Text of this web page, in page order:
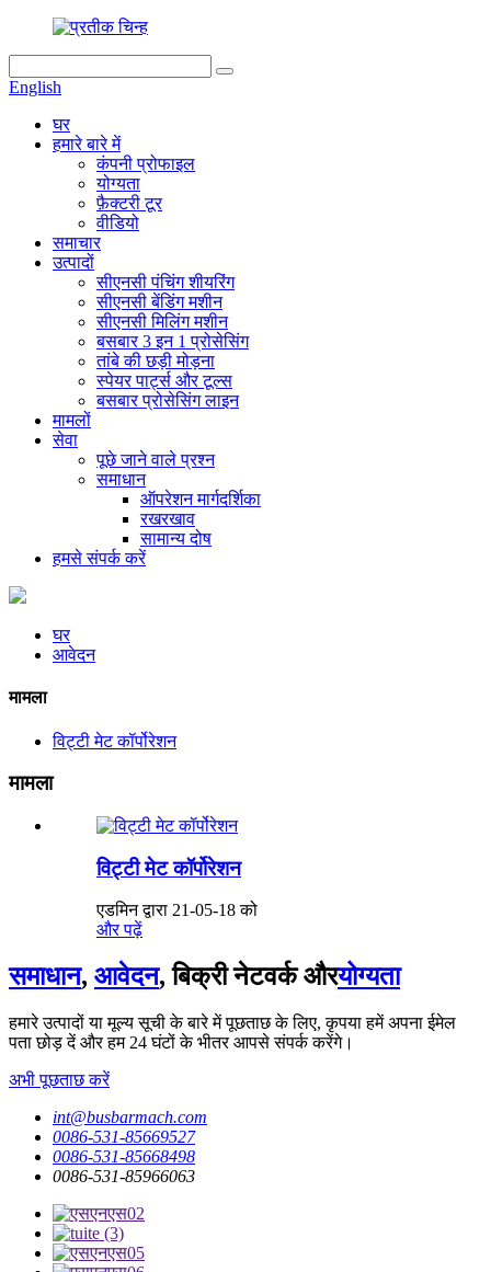
English
घर
हमारे बारे में
कंपनी प्रोफाइल
योग्यता
फ़ैक्टरी टूर
वीडियो
समाचार
उत्पादों
सीएनसी पंचिंग शीयरिंग
सीएनसी बेंडिंग मशीन
सीएनसी मिलिंग मशीन
बसबार 3 इन 1 प्रोसेसिंग
तांबे की छड़ी मोड़ना
स्पेयर पार्ट्स और टूल्स
बसबार प्रोसेसिंग लाइन
मामलों
सेवा
पूछे जाने वाले प्रश्न
समाधान
ऑपरेशन मार्गदर्शिका
रखरखाव
सामान्य दोष
हमसे संपर्क करें
घर
आवेदन
मामला
विट्टी मेट कॉर्पोरेशन
मामला
विट्टी मेट कॉर्पोरेशन
एडमिन द्वारा 21-05-18 को
और पढ़ें
समाधान, आवेदन, बिक्री नेटवर्क औरयोग्यता
हमारे उत्पादों या मूल्य सूची के बारे में पूछताछ के लिए, कृपया हमें अपना ईमेल
पता छोड़ दें और हम 24 घंटों के भीतर आपसे संपर्क करेंगे।
अभी पूछताछ करें
int@busbarmach.com
0086-531-85669527
0086-531-85668498
0086-531-85966063